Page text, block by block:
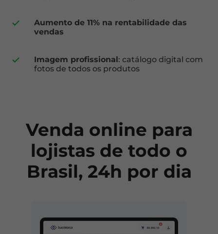
Aumento de 11% na rentabilidade das
vendas
Imagem profissional: catálogo digital com
fotos de todos os produtos
Venda online para
lojistas de todo o
Brasil, 24h por dia